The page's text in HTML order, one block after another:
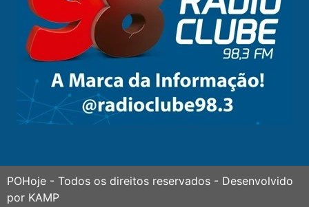
POHoje - Todos os direitos reservados - Desenvolvido
por KAMP